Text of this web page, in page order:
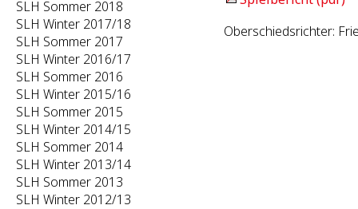
SLH Sommer 2018
SLH Winter 2017/18
SLH Sommer 2017
SLH Winter 2016/17
SLH Sommer 2016
SLH Winter 2015/16
SLH Sommer 2015
SLH Winter 2014/15
SLH Sommer 2014
SLH Winter 2013/14
SLH Sommer 2013
SLH Winter 2012/13
Oberschiedsrichter: